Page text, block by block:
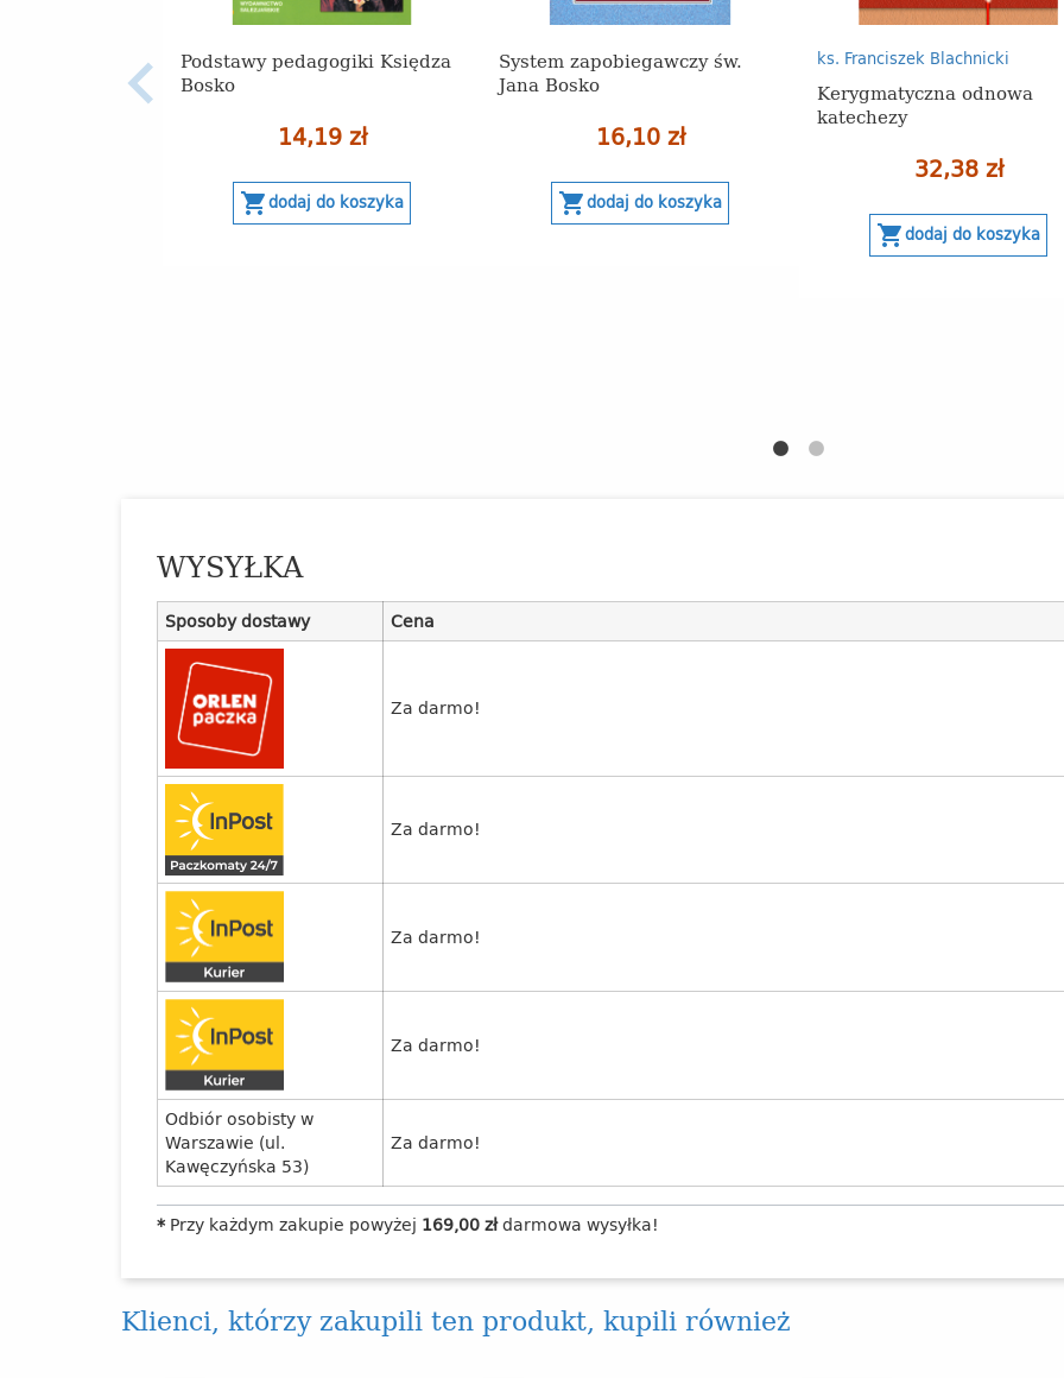
Podstawy pedagogiki Księdza
Bosko
14,19 zł
shopping_cartdodaj do koszyka
System zapobiegawczy św.
Jana Bosko
16,10 zł
shopping_cartdodaj do koszyka
ks. Franciszek Blachnicki
Kerygmatyczna odnowa
katechezy
32,38 zł
shopping_cartdodaj do koszyka
WYSYŁKA
Sposoby dostawy Cena
Za darmo!
Za darmo!
Za darmo!
Za darmo!
Odbiór osobisty w
Warszawie (ul.
Kawęczyńska 53)
Za darmo!
* Przy każdym zakupie powyżej 169,00 złdarmowa wysyłka!
Klienci, którzy zakupili ten produkt, kupili również